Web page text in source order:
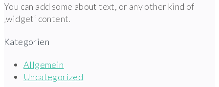
You can add some about text, or any other kind of
‚widget‘ content.
Kategorien
Allgemein
Uncategorized